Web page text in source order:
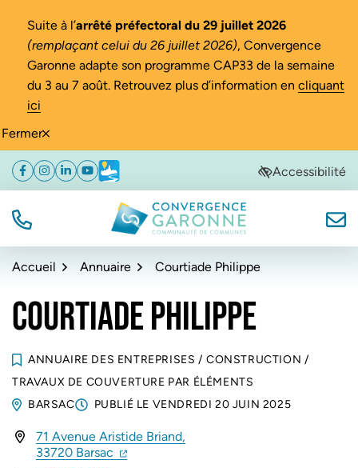
Fermer
Suite à l’arrêté préfectoral du 29 juillet 2026
(remplaçant celui du 26 juillet 2026), Convergence
Garonne adapte son programme CAP33 de la semaine
du 3 au 7 août. Retrouvez plus d’information en cliquant
ici
Aller
navigation
Aller
au
Aller
au
de
Facebook
(ouverture dans un nouvel onglet)
Instagram
(ouverture dans un nouvel onglet)
Linkedin
(ouverture dans un nouvel onglet)
YouTube
(ouverture dans un nouvel onglet)
Météo
(ouverture dans un nouvel onglet)Accessibilité
TÉL. Convergence Garonne
Accueil Annuaire Courtiade Philippe
COURTIADE PHILIPPE
ANNUAIRE DES ENTREPRISES / CONSTRUCTION /
TRAVAUX DE COUVERTURE PAR ÉLÉMENTS
BARSAC
PUBLIÉ LE VENDREDI 20 JUIN 2025
INFOS UTILES
71 Avenue Aristide Briand,
33720 Barsac (ouverture dans un nouvel onglet)
(ouverture dans un nouvel onglet)